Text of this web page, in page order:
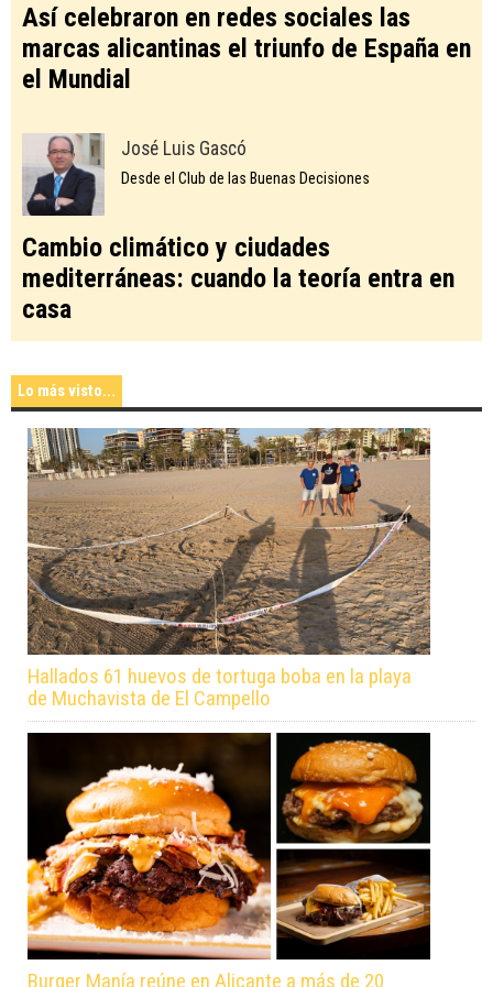
Así celebraron en redes sociales las
marcas alicantinas el triunfo de España en
el Mundial
José Luis Gascó
Desde el Club de las Buenas Decisiones
Cambio climático y ciudades
mediterráneas: cuando la teoría entra en
casa
Lo más visto...
Hallados 61 huevos de tortuga boba en la playa
de Muchavista de El Campello
Burger Manía reúne en Alicante a más de 20